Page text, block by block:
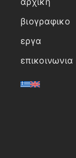
βιογραφικο
εργα
επικοινωνια